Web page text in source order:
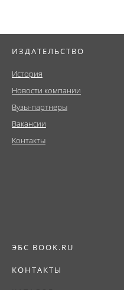
ИЗДАТЕЛЬСТВО
История
Новости компании
Вузы-партнеры
Вакансии
Контакты
ЭБС BOOK.RU
КОНТАКТЫ